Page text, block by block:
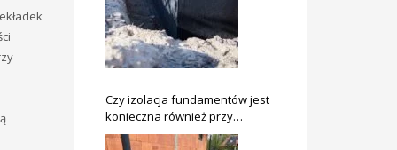
Czy izolacja fundamentów jest
konieczna również przy
remontach?